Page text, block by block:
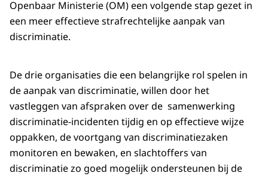
Openbaar Ministerie (OM) een volgende stap gezet in
een meer effectieve strafrechtelijke aanpak van
discriminatie.
De drie organisaties die een belangrijke rol spelen in
de aanpak van discriminatie, willen door het
vastleggen van afspraken over de samenwerking
discriminatie-incidenten tijdig en op effectieve wijze
oppakken, de voortgang van discriminatiezaken
monitoren en bewaken, en slachtoffers van
discriminatie zo goed mogelijk ondersteunen bij de